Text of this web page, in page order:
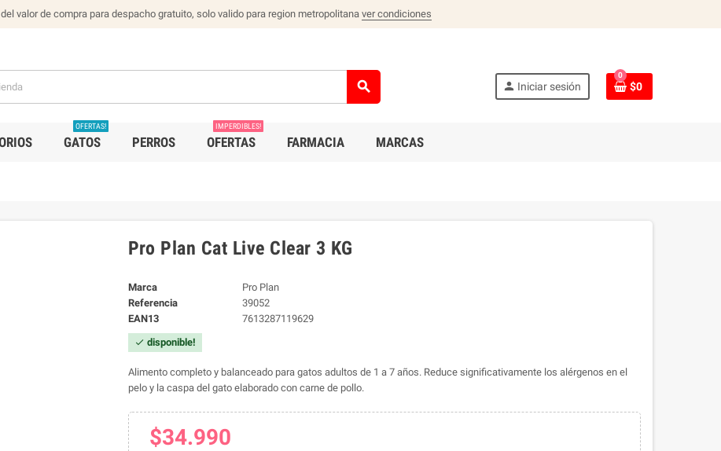
valor de compra para despacho gratuito, solo valido para region metropolitana ver condiciones
search person Iniciar sesión
0
$0
GATOS
OFERTAS!
PERROS OFERTAS
IMPERDIBLES!
FARMACIA MARCAS
Pro Plan Cat Live Clear 3 KG
Marca
Pro Plan
Referencia
39052
EAN13
7613287119629
check disponible!
Alimento completo y balanceado para gatos adultos de 1 a 7 años. Reduce significativamente los alérgenos en el
pelo y la caspa del gato elaborado con carne de pollo.
$34.990